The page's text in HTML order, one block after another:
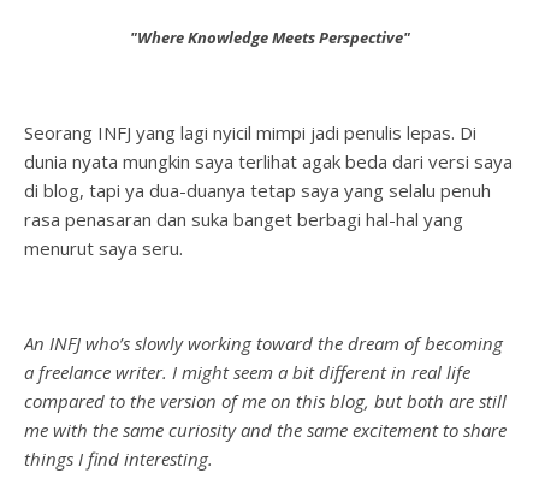
"Where Knowledge Meets Perspective"
Seorang INFJ yang lagi nyicil mimpi jadi penulis lepas. Di
dunia nyata mungkin saya terlihat agak beda dari versi saya
di blog, tapi ya dua-duanya tetap saya yang selalu penuh
rasa penasaran dan suka banget berbagi hal-hal yang
menurut saya seru.
An INFJ who’s slowly working toward the dream of becoming
a freelance writer. I might seem a bit different in real life
compared to the version of me on this blog, but both are still
me with the same curiosity and the same excitement to share
things I find interesting.